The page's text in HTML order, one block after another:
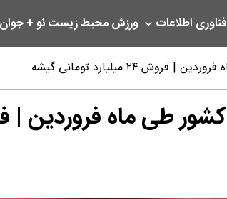
فناوری اطلاعات ورزشمحیط زیستنو + جوان